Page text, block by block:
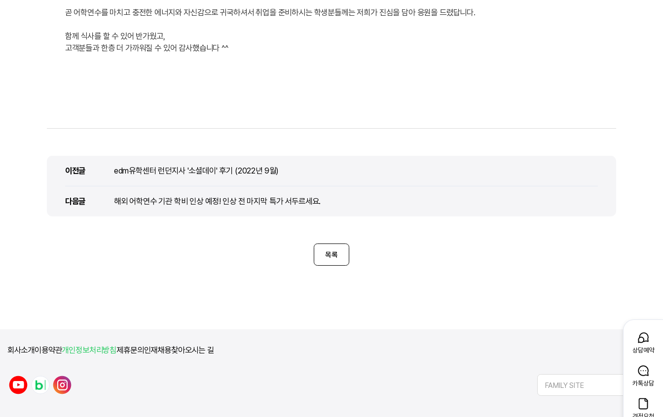
상담예약
카톡상담
곧 어학연수를 마치고 충전한 에너지와 자신감으로 귀국하셔서 취업을 준비하시는 학생분들께는 저희가 진심을 담아 응원을 드렸답니다.
함께 식사를 할 수 있어 반가웠고,
고객분들과 한층 더 가까워질 수 있어 감사했습니다 ^^
이전글 이전글
edm유학센터 런던지사 '소셜데이' 후기 (2022년 9월)
다음글 다음글
해외 어학연수 기관 학비 인상 예정! 인상 전 마지막 특가 서두르세요.
목록
회사소개이용약관개인정보처리방침제휴문의인재채용찾아오시는 길
y
o
n
a
FAMILY SITE